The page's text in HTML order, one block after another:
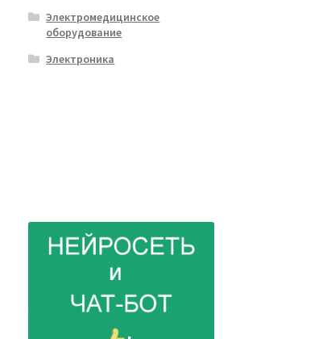
Электромедицинское
оборудование
Электроника